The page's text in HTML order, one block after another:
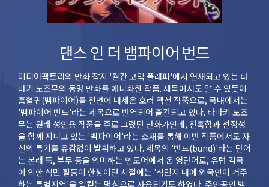
댄스 인 더 뱀파이어 번드
미디어팩토리의 만화 잡지 '월간 코믹 플래퍼'에서 연재되고 있는 타
마키 노조무의 동명 만화를 애니화한 작품. 제목에서도 알 수 있듯이
흡혈귀(뱀파이어)를 전면에 내세운 호러 액션 작품으로, 국내에서는
'뱀파이어 번드'라는 제목으로 번역되어 출간되고 있다. 타마키 노조
무는 원래 성인용 작품을 주로 그렸던 만화가인데, 잔혹함과 선정성
을 함께 지니고 있는 '뱀파이어'라는 소재를 통해 이번 작품에서도 자
신의 특기를 유감없이 발휘하고 있다. 제목의 '번드(bund)'라는 단어
는 본래 둑, 부두 등을 의미하는 인도어에서 온 영단어로, 유럽 각국
에 의한 식민 활동이 한창이던 시절에는 '식민지 내에 외국인이 거주
하는 특별지역'을 일컫는 명칭으로 사용되기도 하였다. 주인공인 뱀